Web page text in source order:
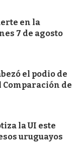
en la
7 de agosto
el podio de
Comparación de
la UI este
uruguayos